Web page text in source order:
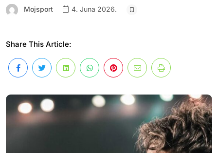
Mojsport 4. Juna 2026.
Share This Article: